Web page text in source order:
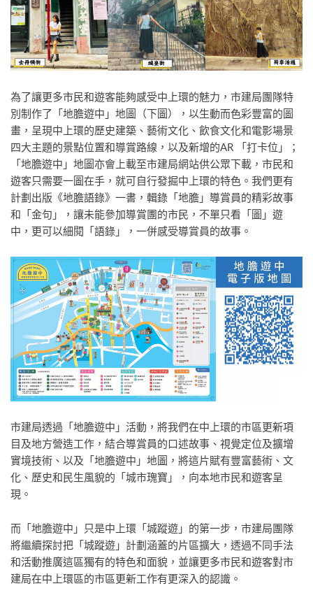
為了讓更多市民和遊客能夠感受中上環的魅力，市建局團隊特
別制作了「地膽遊中」地圖（下圖），以生動而色彩豐富的圖
畫，呈現中上環的歷史建築、藝術文化、飲食文化和電影場景
四大主題的景點位置和導賞路線，以及新增的AR 「打卡位」；
「地膽遊中」地圖亦會上載至市建局網站供公眾下載，市民和
遊客只需要一圖在手，就可自行發掘中上環的特色。我們更有
計劃出版《地膽語錄》一書，輯錄「地膽」導賞員的精彩故事
和「金句」，讓未能參加導賞團的市民，不單只看「圖」遊
中，更可以細閱「語錄」，一併感受導賞員的故事。
市建局透過「地膽遊中」活動，將我們在中上環的市區更新項
目及地方營造工作，結合導賞員的口述故事、視覺定位及擴增
實境技術、以及「地膽遊中」地圖，將這片賦有豐富藝術、文
化、歷史和民生風貌的「城市瑰寶」，向本地市民和遊客呈
現。
而「地膽遊中」只是中上環「城蹤遊」的第一步，市建局團隊
將繼續探討把「城蹤遊」計劃涵蓋的片區擴大，透過不同手法
和活動推廣這區獨有的特色和面貌，並讓更多市民和遊客對市
建局在中上環區的市區更新工作有更深入的認識。